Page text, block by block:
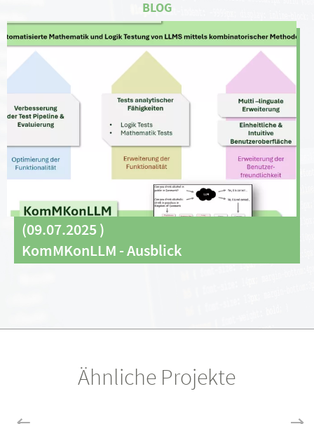
(09.07.2025)
KomMKonLLM - Ausblick
Ähnliche Projekte